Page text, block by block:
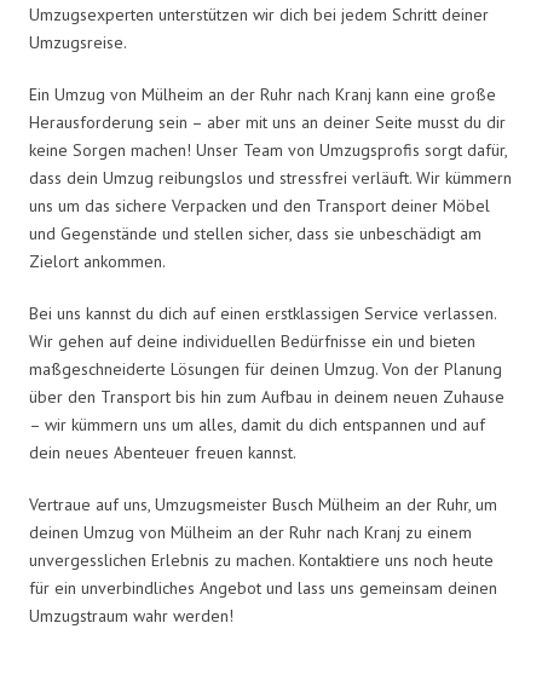
Umzugsexperten unterstützen wir dich bei jedem Schritt deiner
Umzugsreise.
Ein Umzug von Mülheim an der Ruhr nach Kranj kann eine große
Herausforderung sein – aber mit uns an deiner Seite musst du dir
keine Sorgen machen! Unser Team von Umzugsprofis sorgt dafür,
dass dein Umzug reibungslos und stressfrei verläuft. Wir kümmern
uns um das sichere Verpacken und den Transport deiner Möbel
und Gegenstände und stellen sicher, dass sie unbeschädigt am
Zielort ankommen.
Bei uns kannst du dich auf einen erstklassigen Service verlassen.
Wir gehen auf deine individuellen Bedürfnisse ein und bieten
maßgeschneiderte Lösungen für deinen Umzug. Von der Planung
über den Transport bis hin zum Aufbau in deinem neuen Zuhause
– wir kümmern uns um alles, damit du dich entspannen und auf
dein neues Abenteuer freuen kannst.
Vertraue auf uns, Umzugsmeister Busch Mülheim an der Ruhr, um
deinen Umzug von Mülheim an der Ruhr nach Kranj zu einem
unvergesslichen Erlebnis zu machen. Kontaktiere uns noch heute
für ein unverbindliches Angebot und lass uns gemeinsam deinen
Umzugstraum wahr werden!